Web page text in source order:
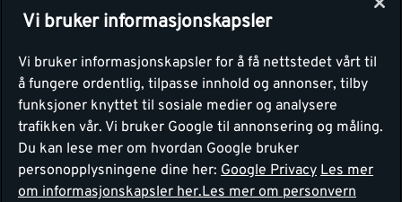
Vi bruker informasjonskapsler
Vi bruker informasjonskapsler for å få nettstedet vårt til
å fungere ordentlig, tilpasse innhold og annonser, tilby
funksjoner knyttet til sosiale medier og analysere
trafikken vår. Vi bruker Google til annonsering og måling.
Du kan lese mer om hvordan Google bruker
personopplysningene dine her: Google Privacy Les mer
om informasjonskapsler her.Les mer om personvern